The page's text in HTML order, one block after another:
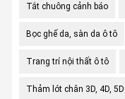
Tắt chuông cảnh báo
Bọc ghế da, sàn da ô tô
Trang trí nội thất ô tô
Thảm lót chân 3D, 4D, 5D